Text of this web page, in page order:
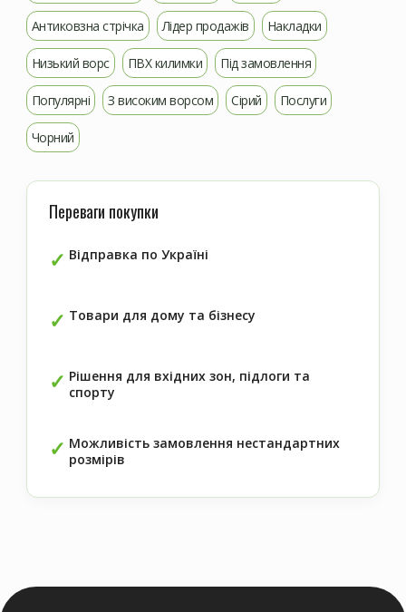
Антиковзна стрічка Лідер продажів Накладки
Низький ворс ПВХ килимки Під замовлення
Популярні З високим ворсом Сірий Послуги
Чорний
Переваги покупки
Відправка по Україні
Товари для дому та бізнесу
Рішення для вхідних зон, підлоги та
спорту
Можливість замовлення нестандартних
розмірів